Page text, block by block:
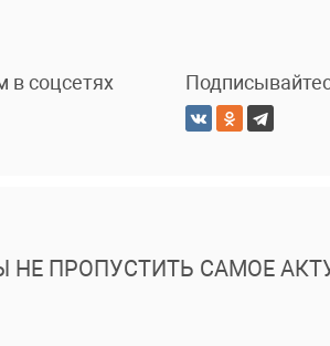
в соцсетях
ПРОПУСТИТЬ САМОЕ